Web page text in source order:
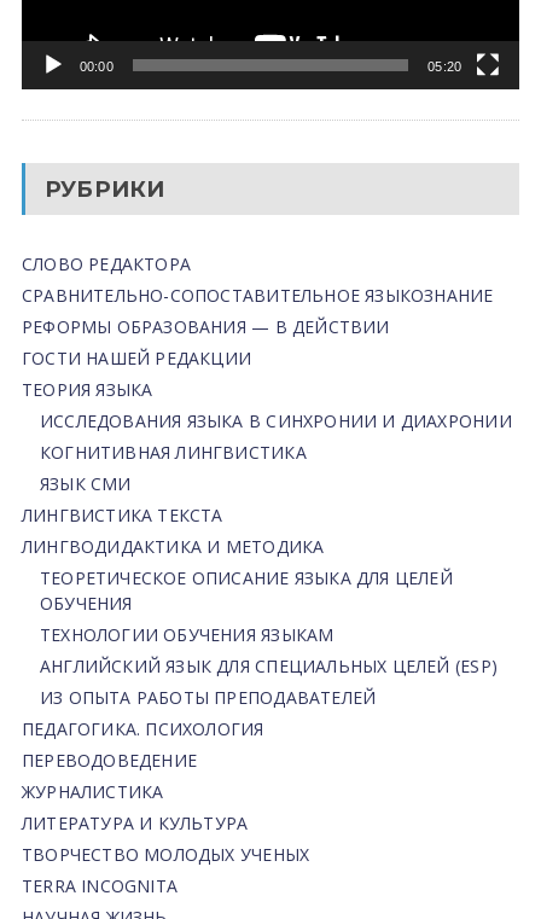
00:00 05:20
РУБРИКИ
СЛОВО РЕДАКТОРА
СРАВНИТЕЛЬНО-СОПОСТАВИТЕЛЬНОЕ ЯЗЫКОЗНАНИЕ
РЕФОРМЫ ОБРАЗОВАНИЯ — В ДЕЙСТВИИ
ГОСТИ НАШЕЙ РЕДАКЦИИ
ТЕОРИЯ ЯЗЫКА
ИССЛЕДОВАНИЯ ЯЗЫКА В СИНХРОНИИ И ДИАХРОНИИ
КОГНИТИВНАЯ ЛИНГВИСТИКА
ЯЗЫК СМИ
ЛИНГВИСТИКА ТЕКСТА
ЛИНГВОДИДАКТИКА И МЕТОДИКА
ТЕОРЕТИЧЕСКОЕ ОПИСАНИЕ ЯЗЫКА ДЛЯ ЦЕЛЕЙ
ОБУЧЕНИЯ
ТЕХНОЛОГИИ ОБУЧЕНИЯ ЯЗЫКАМ
АНГЛИЙСКИЙ ЯЗЫК ДЛЯ СПЕЦИАЛЬНЫХ ЦЕЛЕЙ (ESP)
ИЗ ОПЫТА РАБОТЫ ПРЕПОДАВАТЕЛЕЙ
ПЕДАГОГИКА. ПСИХОЛОГИЯ
ПЕРЕВОДОВЕДЕНИЕ
ЖУРНАЛИСТИКА
ЛИТЕРАТУРА И КУЛЬТУРА
ТВОРЧЕСТВО МОЛОДЫХ УЧЕНЫХ
TERRA INCOGNITA